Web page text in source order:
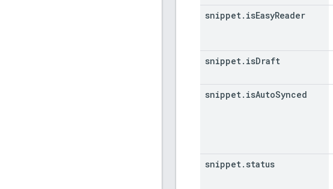
snippet. isEasyReader
snippet. isDraft
snippet. isAutoSynced
snippet. status